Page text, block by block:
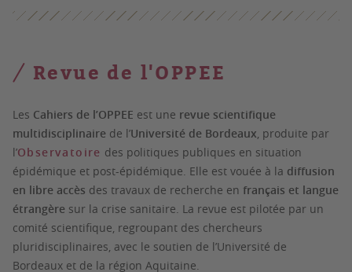
Revue de l'OPPEE
Les Cahiers de l’OPPEE est une revue scientifique
multidisciplinaire de l’Université de Bordeaux, produite par
l’Observatoire des politiques publiques en situation
épidémique et post-épidémique. Elle est vouée à la diffusion
en libre accès des travaux de recherche en français et langue
étrangère sur la crise sanitaire. La revue est pilotée par un
comité scientifique, regroupant des chercheurs
pluridisciplinaires, avec le soutien de l’Université de
Bordeaux et de la région Aquitaine.